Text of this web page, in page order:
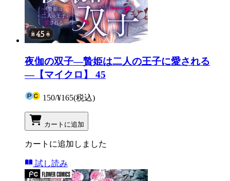
夜伽の双子―贄姫は二人の王子に愛される
―【マイクロ】 45
150/¥165(税込)
カートに追加
カートに追加しました
試し読み